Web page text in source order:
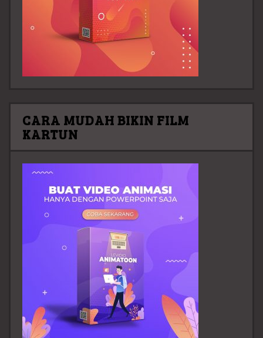
CARA MUDAH BIKIN FILM
KARTUN